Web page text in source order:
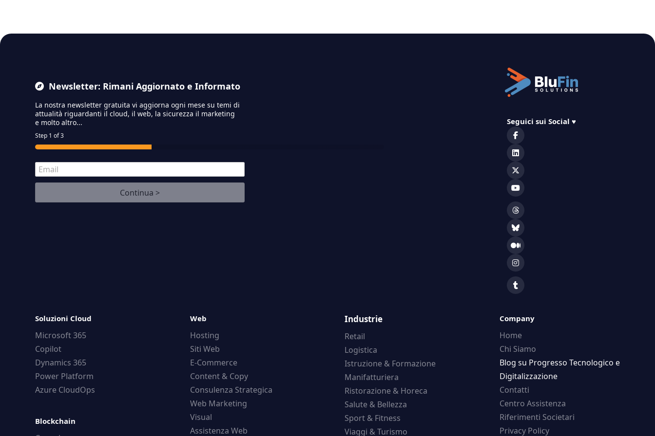
Newsletter: Rimani Aggiornato e Informato
La nostra newsletter gratuita vi aggiorna ogni mese su temi di
attualità riguardanti il cloud, il web, la sicurezza il marketing
e molto altro...
Step 1 of 3
E
m
a
l
Continua >
Seguici sui Social ♥️
Soluzioni Cloud
Microsoft 365
Copilot
Dynamics 365
Power Platform
Azure CloudOps
Blockchain
Web
Hosting
Siti Web
E-Commerce
Content & Copy
Consulenza Strategica
Web Marketing
Visual
Assistenza Web
Industrie
Retail
Logistica
Istruzione & Formazione
Manifatturiera
Ristorazione & Horeca
Salute & Bellezza
Sport & Fitness
Viaggi & Turismo
Company
Home
Chi Siamo
Blog su Progresso Tecnologico e
Digitalizzazione
Contatti
Centro Assistenza
Riferimenti Societari
Privacy Policy